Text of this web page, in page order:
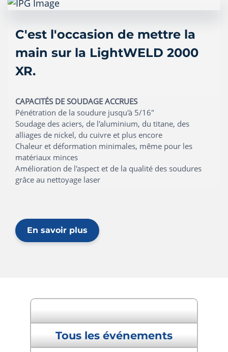
C'est l'occasion de mettre la
main sur la LightWELD 2000
XR.
CAPACITÉS DE SOUDAGE ACCRUES
Pénétration de la soudure jusqu'à 5/16"
Soudage des aciers, de l'aluminium, du titane, des
alliages de nickel, du cuivre et plus encore
Chaleur et déformation minimales, même pour les
matériaux minces
Amélioration de l'aspect et de la qualité des soudures
grâce au nettoyage laser
En savoir plus
Tous les événements